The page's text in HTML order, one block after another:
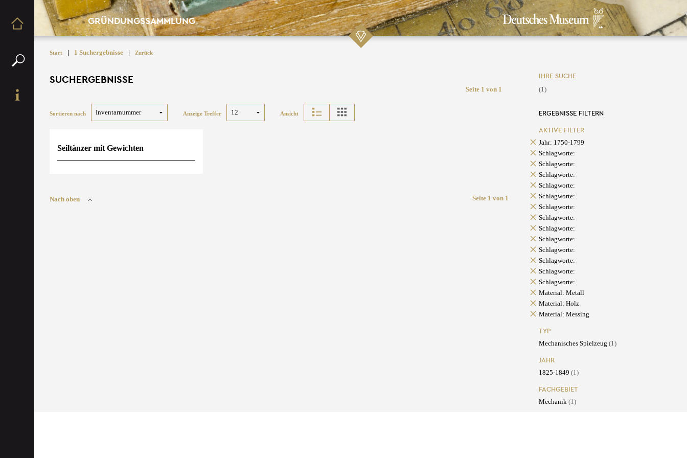
GRÜNDUNGSSAMMLUNG
Start | 1 Suchergebnisse | Zurück
SUCHERGEBNISSE
Seite 1 von 1
Sortieren nach Anzeige Treffer Ansicht
Seiltänzer mit Gewichten
Nach oben Seite 1 von 1
IHRE SUCHE
(1)
ERGEBNISSE FILTERN
AKTIVE FILTER
Jahr: 1750-1799
Schlagworte:
Schlagworte:
Schlagworte:
Schlagworte:
Schlagworte:
Schlagworte:
Schlagworte:
Schlagworte:
Schlagworte:
Schlagworte:
Schlagworte:
Schlagworte:
Schlagworte:
Material: Metall
Material: Holz
Material: Messing
TYP
Mechanisches Spielzeug (1)
JAHR
1825-1849 (1)
FACHGEBIET
Mechanik (1)